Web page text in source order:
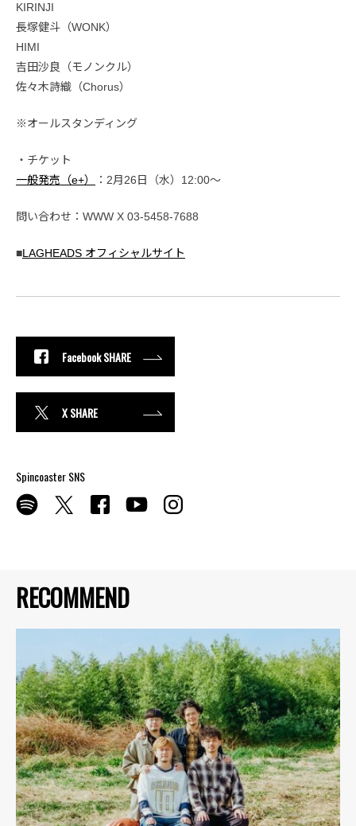
RECOMMEND
KIRINJI
長塚健斗（WONK）
HIMI
吉田沙良（モノンクル）
佐々木詩織（Chorus）
※オールスタンディング
・チケット
⼀般発売（e+）
：2月26日（水）12:00〜
問い合わせ：WWW X 03-5458-7688
■LAGHEADS オフィシャルサイト
Facebook SHARE
X SHARE
Spincoaster SNS